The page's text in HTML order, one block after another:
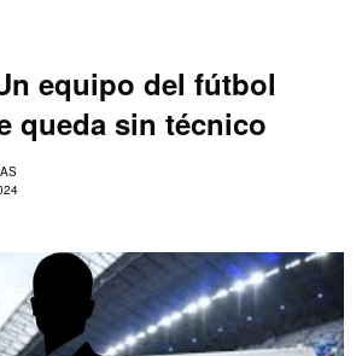
equipo del fútbol
queda sin técnico